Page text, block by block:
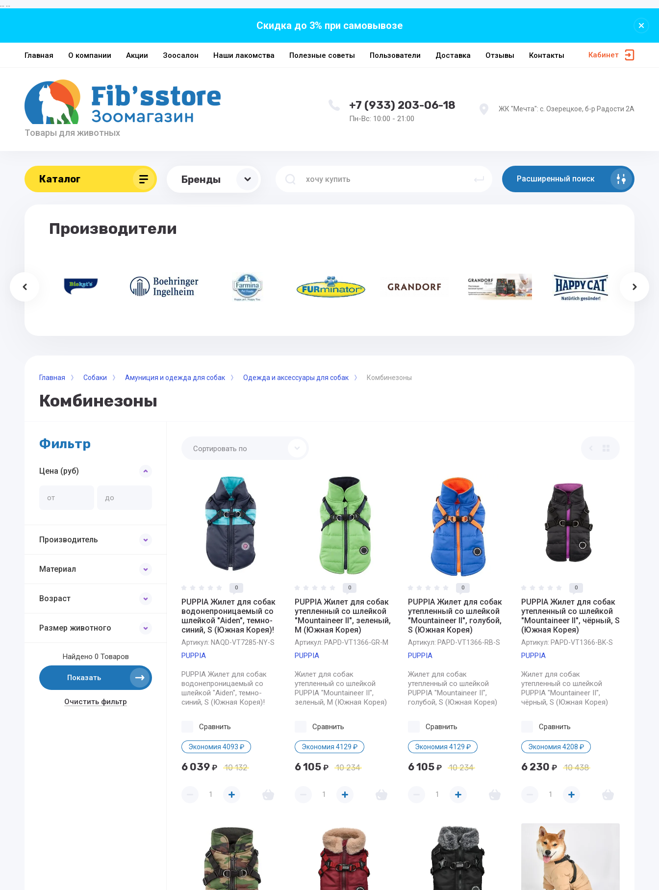
Скидка до 3% при самовывозе
Главная О компании Акции Зоосалон Наши лакомства Полезные советы Пользователи Доставка Отзывы Контакты Кабинет
Товары для животных
+7 (933) 203-06-18
Пн-Вс: 10:00 - 21:00
ЖК "Мечта": с. Озерецкое, б-р Радости 2А
Каталог Бренды Расширенный поиск
Производители
Главная Собаки Амуниция и одежда для собак Одежда и аксессуары для собак Комбинезоны
Комбинезоны
Фильтр
Цена (руб)
Производитель
Материал
Возраст
Размер животного
Найдено 0 Товаров
Показать
Очистить фильтр
Сортировать по
0
PUPPIA Жилет для собак
водонепроницаемый со
шлейкой "Aiden", темно-
синий, S (Южная Корея)!
Артикул: NAQD-VT7285-NY-S
PUPPIA
PUPPIA Жилет для собак
водонепроницаемый со
шлейкой "Aiden", темно-
синий, S (Южная Корея)!
Сравнить
Экономия 4093 ₽
6 039 ₽ 10 132
0
PUPPIA Жилет для собак
утепленный со шлейкой
"Mountaineer II", зеленый,
M (Южная Корея)
Артикул: PAPD-VT1366-GR-M
PUPPIA
Жилет для собак
утепленный со шлейкой
PUPPIA "Mountaineer II",
зеленый, M (Южная Корея)
Сравнить
Экономия 4129 ₽
6 105 ₽ 10 234
0
PUPPIA Жилет для собак
утепленный со шлейкой
"Mountaineer II", голубой,
S (Южная Корея)
Артикул: PAPD-VT1366-RB-S
PUPPIA
Жилет для собак
утепленный со шлейкой
PUPPIA "Mountaineer II",
голубой, S (Южная Корея)
Сравнить
Экономия 4129 ₽
6 105 ₽ 10 234
0
PUPPIA Жилет для собак
утепленный со шлейкой
"Mountaineer II", чёрный, S
(Южная Корея)
Артикул: PAPD-VT1366-BK-S
PUPPIA
Жилет для собак
утепленный со шлейкой
PUPPIA "Mountaineer II",
чёрный, S (Южная Корея)
Сравнить
Экономия 4208 ₽
6 230 ₽ 10 438